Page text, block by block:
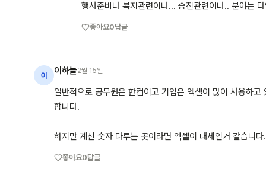
행사준비나 복지관련이나... 승진관련이나.. 분야는
좋아요0답글
이 이하늘2월 15일
일반적으로 공무원은 한컴이고 기업은 엑셀이 많이 사용하
합니다.
하지만 계산 숫자 다루는 곳이라면 엑셀이 대세인거 같습니다.
좋아요0답글